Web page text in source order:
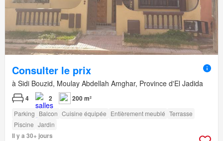
Consulter le prix
à Sidi Bouzid, Moulay Abdellah Amghar, Province d'El Jadida
4 2 200 m²
Parking Balcon Cuisine équipée Entièrement meublé Terrasse
Piscine Jardin
Il y a 30+ jours